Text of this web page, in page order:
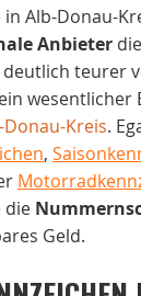
Alb-Donau-
Anbieter
teurer
wesentlicher
Donau-Kreis.
,
die
Geld.